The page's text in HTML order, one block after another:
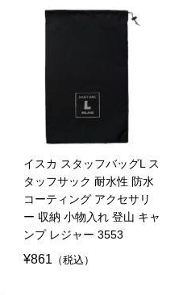
イスカ スタッフバッグL ス
タッフサック 耐水性 防水
コーティング アクセサリ
ー 収納 小物入れ 登山 キャ
ンプ レジャー 3553
¥861 （税込）